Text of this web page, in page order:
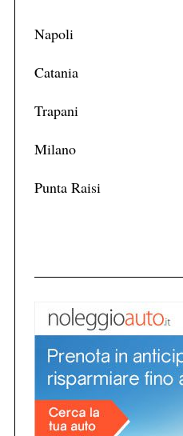
Napoli
Catania
Trapani
Milano
Punta Raisi